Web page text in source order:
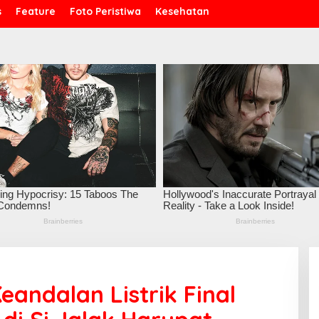
Feature Foto Peristiwa Kesehatan
Listrik Final